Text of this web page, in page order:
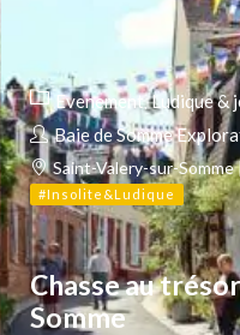
Evenement Ludique &
Baie de Somme
Saint-Valery-sur-Somme
#Insolite&Ludique
Chasse au
Somme